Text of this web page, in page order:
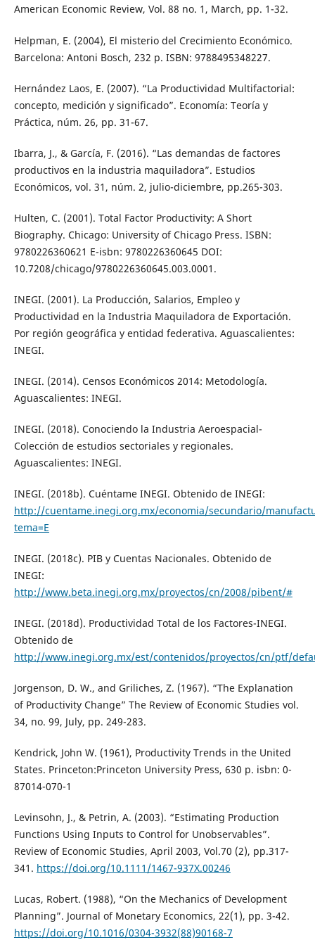
American Economic Review, Vol. 88 no. 1, March, pp. 1-32.
Helpman, E. (2004), El misterio del Crecimiento Económico.
Barcelona: Antoni Bosch, 232 p. ISBN: 9788495348227.
Hernández Laos, E. (2007). “La Productividad Multifactorial:
concepto, medición y significado”. Economía: Teoría y
Práctica, núm. 26, pp. 31-67.
Ibarra, J., & García, F. (2016). “Las demandas de factores
productivos en la industria maquiladora”. Estudios
Económicos, vol. 31, núm. 2, julio-diciembre, pp.265-303.
Hulten, C. (2001). Total Factor Productivity: A Short
Biography. Chicago: University of Chicago Press. ISBN:
9780226360621 E-isbn: 9780226360645 DOI:
10.7208/chicago/9780226360645.003.0001.
INEGI. (2001). La Producción, Salarios, Empleo y
Productividad en la Industria Maquiladora de Exportación.
Por región geográfica y entidad federativa. Aguascalientes:
INEGI.
INEGI. (2014). Censos Económicos 2014: Metodología.
Aguascalientes: INEGI.
INEGI. (2018). Conociendo la Industria Aeroespacial-
Colección de estudios sectoriales y regionales.
Aguascalientes: INEGI.
INEGI. (2018b). Cuéntame INEGI. Obtenido de INEGI:
http://cuentame.inegi.org.mx/economia/secundario/
tema=E
INEGI. (2018c). PIB y Cuentas Nacionales. Obtenido de
INEGI:
http://www.beta.inegi.org.mx/proyectos/cn/2008/pibent/#
INEGI. (2018d). Productividad Total de los Factores-INEGI.
Obtenido de
http://www.inegi.org.mx/est/contenidos/proyectos/cn/ptf/
Jorgenson, D. W., and Griliches, Z. (1967). “The Explanation
of Productivity Change” The Review of Economic Studies vol.
34, no. 99, July, pp. 249-283.
Kendrick, John W. (1961), Productivity Trends in the United
States. Princeton:Princeton University Press, 630 p. isbn: 0-
87014-070-1
Levinsohn, J., & Petrin, A. (2003). “Estimating Production
Functions Using Inputs to Control for Unobservables”.
Review of Economic Studies, April 2003, Vol.70 (2), pp.317-
341. https://doi.org/10.1111/1467-937X.00246
Lucas, Robert. (1988), “On the Mechanics of Development
Planning”. Journal of Monetary Economics, 22(1), pp. 3-42.
https://doi.org/10.1016/0304-3932(88)90168-7